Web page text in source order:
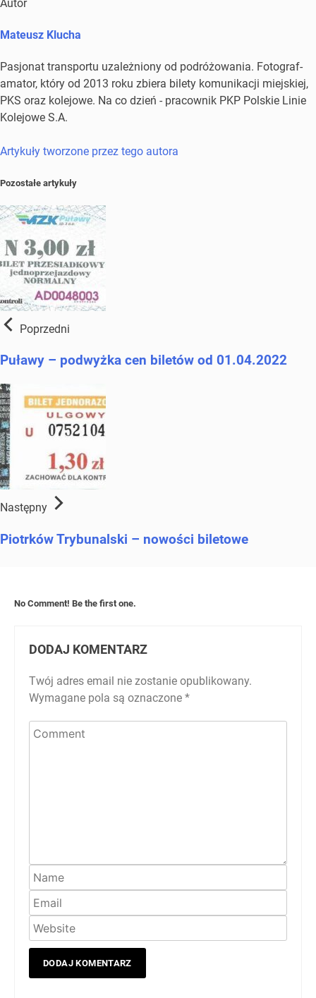
Autor
Mateusz Klucha
Pasjonat transportu uzależniony od podróżowania. Fotograf-
amator, który od 2013 roku zbiera bilety komunikacji miejskiej,
PKS oraz kolejowe. Na co dzień - pracownik PKP Polskie Linie
Kolejowe S.A.
Artykuły tworzone przez tego autora
Pozostałe artykuły
Poprzedni
Puławy – podwyżka cen biletów od 01.04.2022
Następny
Piotrków Trybunalski – nowości biletowe
No Comment! Be the first one.
DODAJ KOMENTARZ
Twój adres email nie zostanie opublikowany.
Wymagane pola są oznaczone *